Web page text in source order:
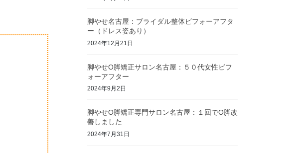
脚やせ名古屋：ブライダル整体ビフォーアフタ
ー（ドレス姿あり）
2024年12月21日
脚やせO脚矯正サロン名古屋：５０代女性ビフ
ォーアフター
2024年9月2日
脚やせO脚矯正専門サロン名古屋：１回でO脚改
善しました
2024年7月31日